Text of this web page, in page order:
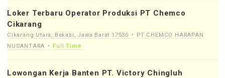
Loker Terbaru Operator Produksi PT Chemco
Cikarang
Cikarang Utara, Bekasi, Jawa Barat 17530
PT CHEMCO HARAPAN
NUSANTARA
Full Time
Lowongan Kerja Banten PT. Victory Chingluh